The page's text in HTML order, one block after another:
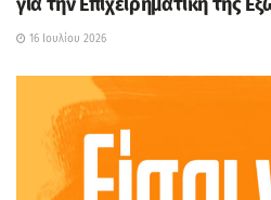
16 Ιουλίου 2026